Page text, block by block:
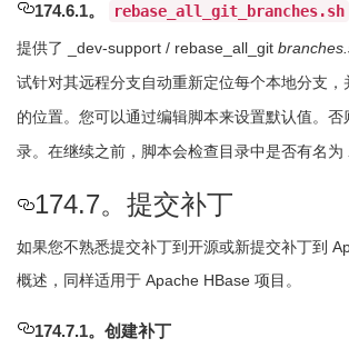
174.6.1。 rebase_all_git_branches.sh
提供了 _dev-support / rebase_all_git
试针对其远程分支自动重新定位每个本地分支
的位置。您可以通过编辑脚本来设置默认值。否
录。在继续之前，脚本会检查目录中是否有名为
174.7。提交补丁
如果您不熟悉提交补丁到开源或新提交补丁到
概述，同样适用于 Apache HBase 项目。
174.7.1。创建补丁